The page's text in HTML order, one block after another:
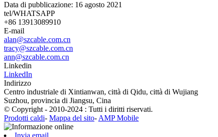
Data di pubblicazione: 16 agosto 2021
tel/WHATSAPP
+86 13913089910
E-mail
alan@szcable.com.cn
tracy@szcable.com.cn
ann@szcable.com.cn
Linkedin
LinkedIn
Indirizzo
Centro industriale di Xintianwan, città di Qidu, città di Wujiang
Suzhou, provincia di Jiangsu, Cina
© Copyright - 2010-2024 : Tutti i diritti riservati.
Prodotti caldi- Mappa del sito- AMP Mobile
Invia email